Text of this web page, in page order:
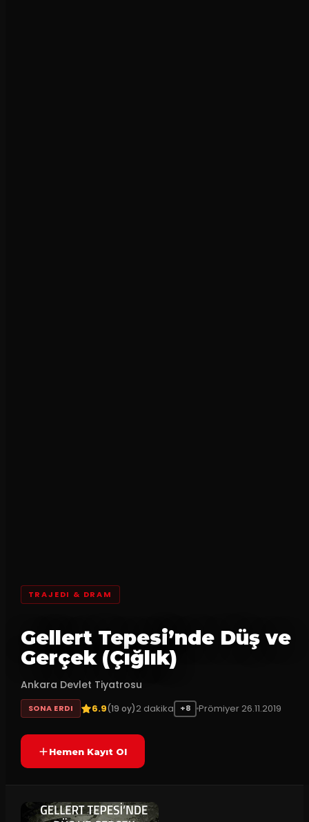
TRAJEDI & DRAM
Gellert Tepesi’nde Düş ve
Gerçek (Çığlık)
Ankara Devlet Tiyatrosu
SONA ERDI 6.9(19 oy)2 dakika +8 Prömiyer 26.11.2019
Hemen Kayıt Ol